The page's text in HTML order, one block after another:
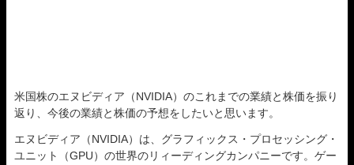
米国株のエヌビディア（NVIDIA）のこれまでの業績と株価を振り
返り、今後の業績と株価の予想をしたいと思います。
エヌビディア（NVIDIA）は、グラフィックス・プロセッシング・
ユニット（GPU）の世界のリィーディングカンパニーです。ゲー